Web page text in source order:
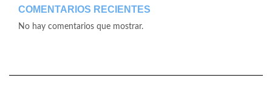
COMENTARIOS RECIENTES
No hay comentarios que mostrar.